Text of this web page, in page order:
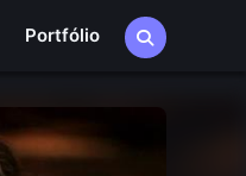
Portfólio